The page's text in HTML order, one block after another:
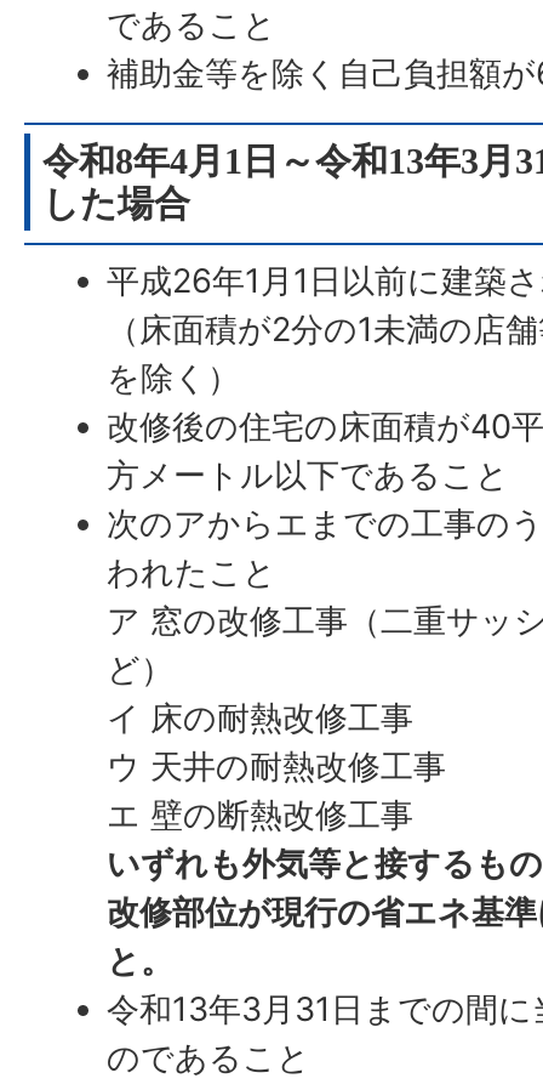
であること
補助金等を除く自己負担額
令和8年4月1日～令和13年3月
した場合
平成26年1月1日以前に建築
（床面積が2分の1未満の店
を除く）
改修後の住宅の床面積が40
方メートル以下であること
次のアからエまでの工事の
われたこと
ア 窓の改修工事（二重サッ
ど）
イ 床の耐熱改修工事
ウ 天井の耐熱改修工事
エ 壁の断熱改修工事
いずれも外気等と接するも
改修部位が現行の省エネ基
と。
令和13年3月31日までの間
のであること